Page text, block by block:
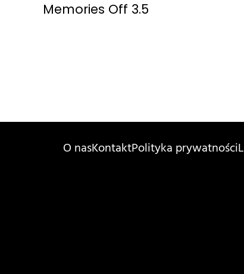
Memories Off 3.5
O nasKontaktPolityka prywatności